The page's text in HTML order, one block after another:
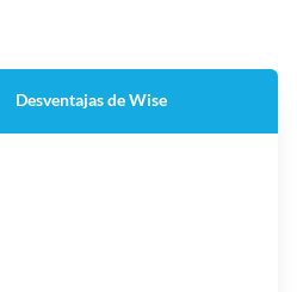
Desventajas de Wise